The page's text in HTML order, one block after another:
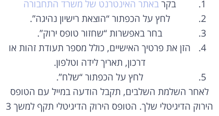
לחץ על הכפתור “הוצאת רישיון נהיגה”.
בחר באפשרות “שחזור טופס ירוק”.
הזן את פרטיך האישיים, כולל מספר תעודת זהות או
דרכון, תאריך לידה וטלפון.
לחץ על הכפתור “שלח”.
לאחר השלמת השלבים, תקבל הודעה במייל עם הטופס
הירוק הדיגיטלי שלך. הטופס הירוק הדיגיטלי תקף למשך 3
שנים מיום ביצוע הבדיקות הרפואיות.